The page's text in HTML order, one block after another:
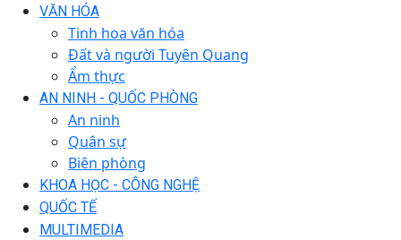
VĂN HÓA
Tinh hoa văn hóa
Đất và người Tuyên Quang
Ẩm thực
AN NINH - QUỐC PHÒNG
An ninh
Quân sự
Biên phòng
KHOA HỌC - CÔNG NGHỆ
QUỐC TẾ
MULTIMEDIA